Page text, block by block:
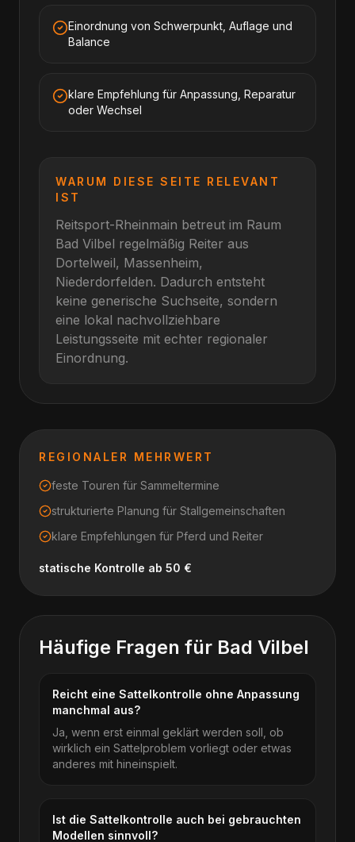
Einordnung von Schwerpunkt, Auflage und
Balance
klare Empfehlung für Anpassung, Reparatur
oder Wechsel
WARUM DIESE SEITE RELEVANT
IST
Reitsport-Rheinmain betreut im Raum
Bad Vilbel regelmäßig Reiter aus
Dortelweil, Massenheim,
Niederdorfelden. Dadurch entsteht
keine generische Suchseite, sondern
eine lokal nachvollziehbare
Leistungsseite mit echter regionaler
Einordnung.
REGIONALER MEHRWERT
feste Touren für Sammeltermine
strukturierte Planung für Stallgemeinschaften
klare Empfehlungen für Pferd und Reiter
statische Kontrolle ab 50 €
Häufige Fragen für Bad Vilbel
Reicht eine Sattelkontrolle ohne Anpassung
manchmal aus?
Ja, wenn erst einmal geklärt werden soll, ob
wirklich ein Sattelproblem vorliegt oder etwas
anderes mit hineinspielt.
Ist die Sattelkontrolle auch bei gebrauchten
Modellen sinnvoll?